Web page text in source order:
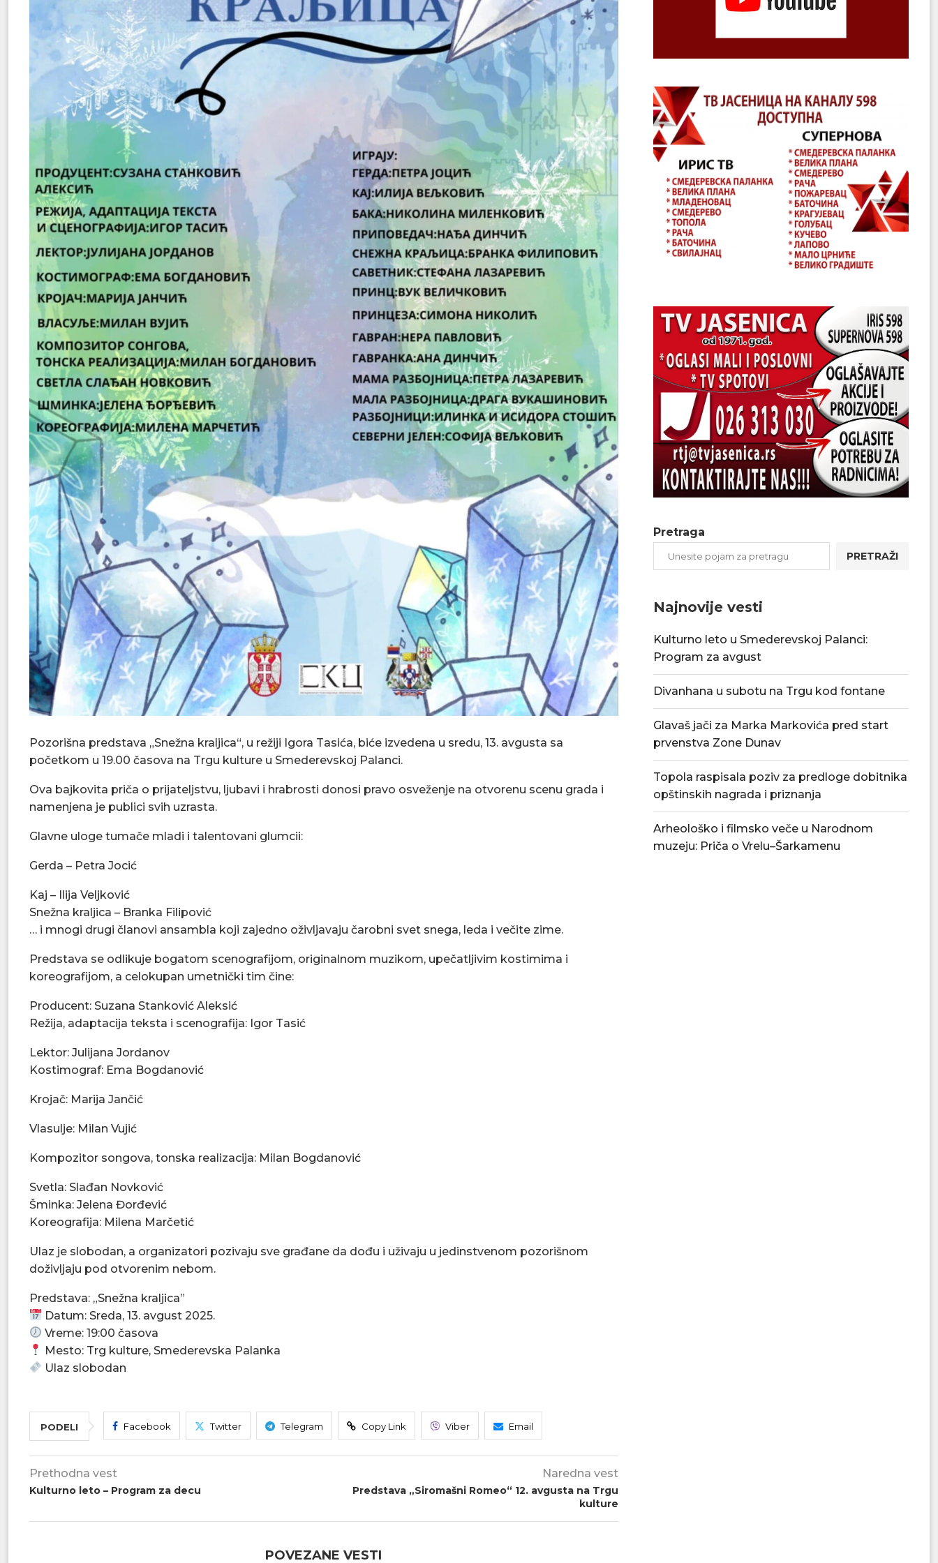
Pozorišna predstava „Snežna kraljica“, u režiji Igora Tasića, biće izvedena u sredu, 13. avgusta sa
početkom u 19.00 časova na Trgu kulture u Smederevskoj Palanci.
Ova bajkovita priča o prijateljstvu, ljubavi i hrabrosti donosi pravo osveženje na otvorenu scenu grada i
namenjena je publici svih uzrasta.
Glavne uloge tumače mladi i talentovani glumcii:
Gerda – Petra Jocić
Kaj – Ilija Veljković
Snežna kraljica – Branka Filipović
… i mnogi drugi članovi ansambla koji zajedno oživljavaju čarobni svet snega, leda i večite zime.
Predstava se odlikuje bogatom scenografijom, originalnom muzikom, upečatljivim kostimima i
koreografijom, a celokupan umetnički tim čine:
Producent: Suzana Stanković Aleksić
Režija, adaptacija teksta i scenografija: Igor Tasić
Lektor: Julijana Jordanov
Kostimograf: Ema Bogdanović
Krojač: Marija Jančić
Vlasulje: Milan Vujić
Kompozitor songova, tonska realizacija: Milan Bogdanović
Svetla: Slađan Novković
Šminka: Jelena Đorđević
Koreografija: Milena Marčetić
Ulaz je slobodan, a organizatori pozivaju sve građane da dođu i uživaju u jedinstvenom pozorišnom
doživljaju pod otvorenim nebom.
Predstava: „Snežna kraljica”
Datum: Sreda, 13. avgust 2025.
Vreme: 19:00 časova
Mesto: Trg kulture, Smederevska Palanka
Ulaz slobodan
PODELI Facebook Twitter Telegram Copy Link Viber Email
Prethodna vest
Kulturno leto – Program za decu
Naredna vest
Predstava „Siromašni Romeo“ 12. avgusta na Trgu
kulture
POVEZANE VESTI
Pretraga
PRETRAŽI
Najnovije vesti
Kulturno leto u Smederevskoj Palanci:
Program za avgust
Divanhana u subotu na Trgu kod fontane
Glavaš jači za Marka Markovića pred start
prvenstva Zone Dunav
Topola raspisala poziv za predloge dobitnika
opštinskih nagrada i priznanja
Arheološko i filmsko veče u Narodnom
muzeju: Priča o Vrelu–Šarkamenu